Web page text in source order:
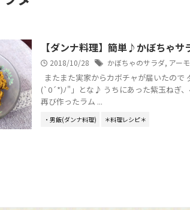
【ダンナ料理】簡単♪かぼちゃサ
2018/10/28 かぼちゃのサラダ, アー
またまた実家からカボチャが届いたので
(`0´*)ﾉ"」とな♪ うちにあった紫玉ねぎ
再び作ったラム ...
・男飯(ダンナ料理) ＊料理レシピ＊